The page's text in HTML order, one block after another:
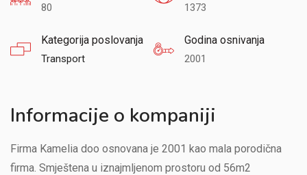
80 1373
Kategorija poslovanja
Transport
Godina osnivanja
2001
Informacije o kompaniji
Firma Kamelia doo osnovana je 2001 kao mala porodična
firma. Smještena u iznajmljenom prostoru od 56m2